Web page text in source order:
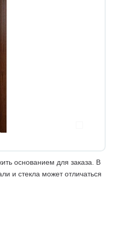
основанием для заказа. В
и стекла может отличаться